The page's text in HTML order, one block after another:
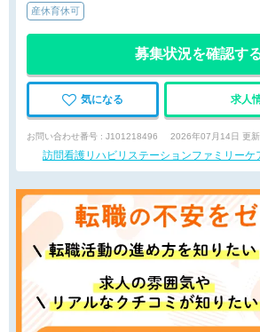
産休育休可
募集状況を確認す
気になる 求人
お問い合わせ番号 : J101218496 2026年07月14日 更新
訪問看護リハビリステーションファミリーケ